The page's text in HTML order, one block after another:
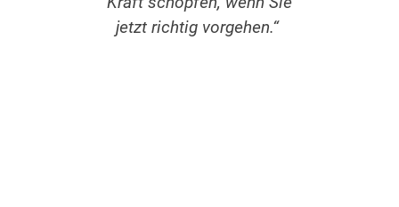
jetzt richtig vorgehen.“